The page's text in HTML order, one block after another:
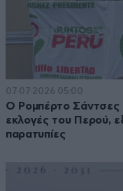
07·07·2026 05:00
Ο Ρομπέρτο Σάντσες
εκλογές του Περού,
παρατυπίες